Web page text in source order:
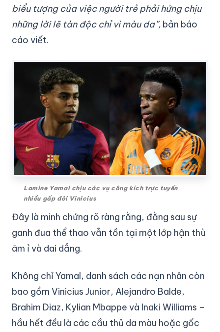
biểu tượng của việc người trẻ phải hứng chịu
những lời lẽ tàn độc chỉ vì màu da”, bản báo
cáo viết.
Lamine Yamal chịu các vụ công kích trực tuyến
nhiều gấp đôi Vinicius
Đây là minh chứng rõ ràng rằng, đằng sau sự
ganh đua thể thao vẫn tồn tại một lớp hận thù
âm ỉ và dai dẳng.
Không chỉ Yamal, danh sách các nạn nhân còn
bao gồm Vinicius Junior, Alejandro Balde,
Brahim Diaz, Kylian Mbappe và Inaki Williams –
hầu hết đều là các cầu thủ da màu hoặc gốc